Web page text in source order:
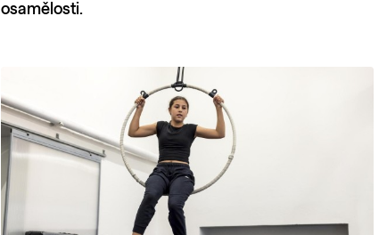
osamělosti.